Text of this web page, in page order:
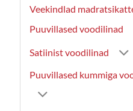
Veekindlad
Puuvillased voodilinad
Satiinist voodilinad
Puuvillased kummiga